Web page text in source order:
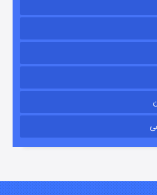
در نجات جهان
منتشر شد